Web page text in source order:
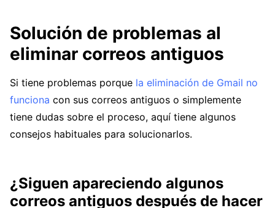
Solución de problemas al
eliminar correos antiguos
Si tiene problemas porque la eliminación de Gmail no
funciona con sus correos antiguos o simplemente
tiene dudas sobre el proceso, aquí tiene algunos
consejos habituales para solucionarlos.
¿Siguen apareciendo algunos
correos antiguos después de hacer